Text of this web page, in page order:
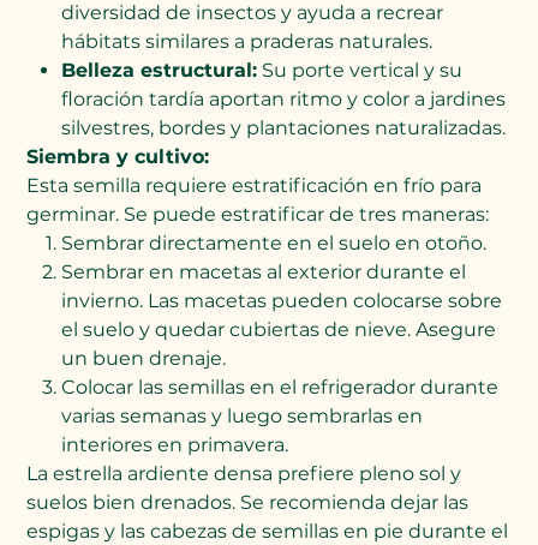
diversidad de insectos y ayuda a recrear
hábitats similares a praderas naturales.
Belleza estructural: Su porte vertical y su
floración tardía aportan ritmo y color a jardines
silvestres, bordes y plantaciones naturalizadas.
Siembra y cultivo:
Esta semilla requiere estratificación en frío para
germinar. Se puede estratificar de tres maneras:
Sembrar directamente en el suelo en otoño.
Sembrar en macetas al exterior durante el
invierno. Las macetas pueden colocarse sobre
el suelo y quedar cubiertas de nieve. Asegure
un buen drenaje.
Colocar las semillas en el refrigerador durante
varias semanas y luego sembrarlas en
interiores en primavera.
La estrella ardiente densa prefiere pleno sol y
suelos bien drenados. Se recomienda dejar las
espigas y las cabezas de semillas en pie durante el